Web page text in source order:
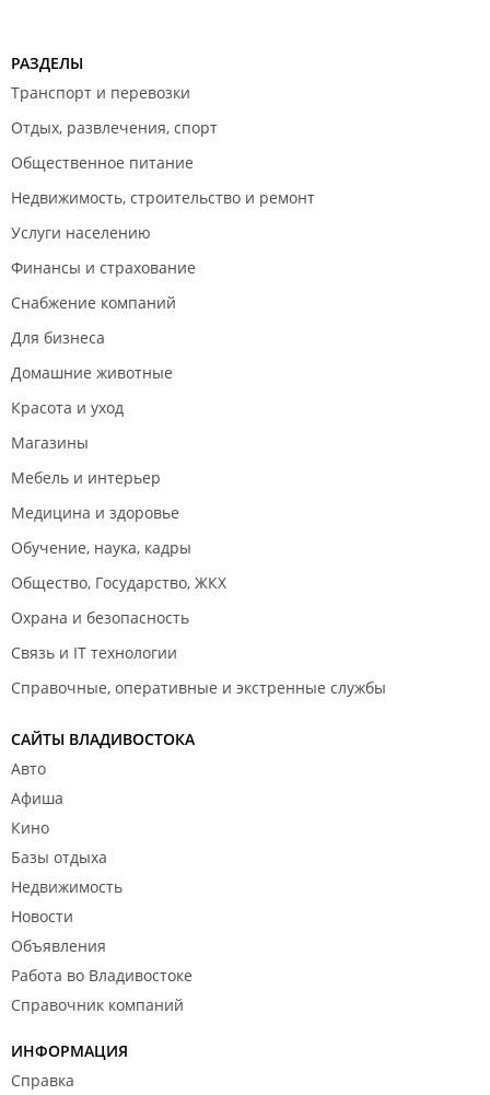
РАЗДЕЛЫ
Транспорт и перевозки
Отдых, развлечения, спорт
Общественное питание
Недвижимость, строительство и ремонт
Услуги населению
Финансы и страхование
Снабжение компаний
Для бизнеса
Домашние животные
Красота и уход
Магазины
Мебель и интерьер
Медицина и здоровье
Обучение, наука, кадры
Общество, Государство, ЖКХ
Охрана и безопасность
Связь и IT технологии
Справочные, оперативные и экстренные службы
САЙТЫ ВЛАДИВОСТОКА
Авто
Афиша
Кино
Базы отдыха
Недвижимость
Новости
Объявления
Работа во Владивостоке
Справочник компаний
ИНФОРМАЦИЯ
Справка